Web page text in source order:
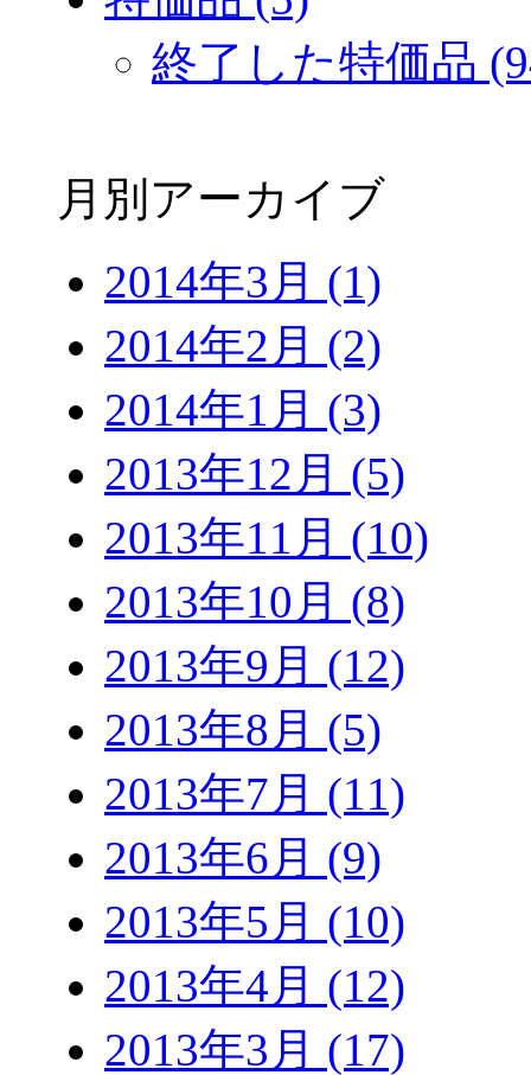
終了した特価品
月別アーカイブ
2014年3月 (1)
2014年2月 (2)
2014年1月 (3)
2013年12月 (5)
2013年11月 (10)
2013年10月 (8)
2013年9月 (12)
2013年8月 (5)
2013年7月 (11)
2013年6月 (9)
2013年5月 (10)
2013年4月 (12)
2013年3月 (17)